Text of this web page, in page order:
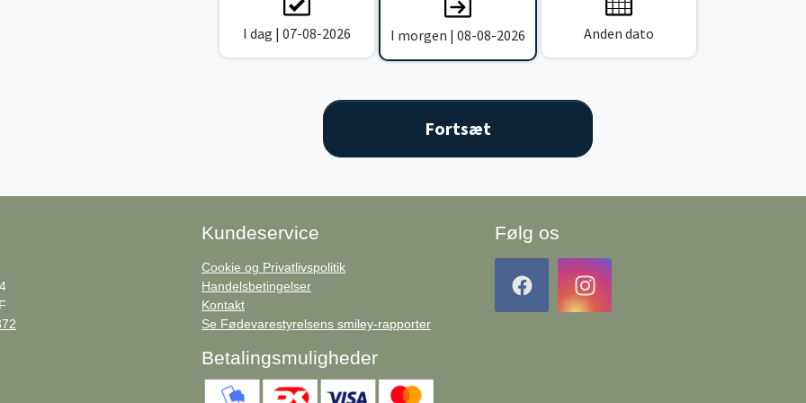
I dag | 07-08-2026 I morgen | 08-08-2026 Anden dato
Kundeservice
Cookie og Privatlivspolitik
Handelsbetingelser
Kontakt
Se Fødevarestyrelsens smiley-rapporter
Betalingsmuligheder
Følg os